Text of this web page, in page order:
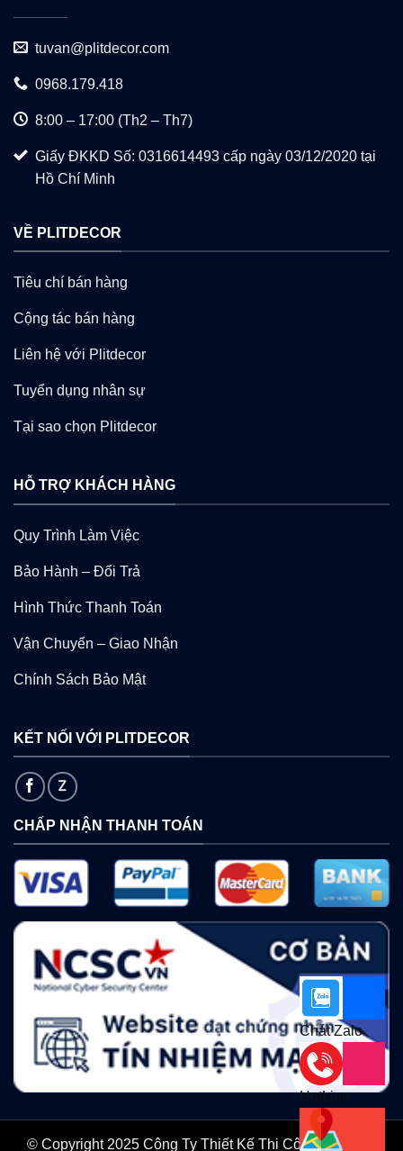
tuvan@plitdecor.com
0968.179.418
8:00 – 17:00 (Th2 – Th7)
Giấy ĐKKD Số: 0316614493 cấp ngày 03/12/2020 tại
Hồ Chí Minh
VỀ PLITDECOR
Tiêu chí bán hàng
Cộng tác bán hàng
Liên hệ với Plitdecor
Tuyển dụng nhân sự
Tại sao chọn Plitdecor
HỖ TRỢ KHÁCH HÀNG
Quy Trình Làm Việc
Bảo Hành – Đổi Trả
Hình Thức Thanh Toán
Vận Chuyển – Giao Nhận
Chính Sách Bảo Mật
KẾT NỐI VỚI PLITDECOR
CHẤP NHẬN THANH TOÁN
© Copyright 2025 Công Ty Thiết Kế Thi Công Nội Thất
Chát Zalo
HotLine